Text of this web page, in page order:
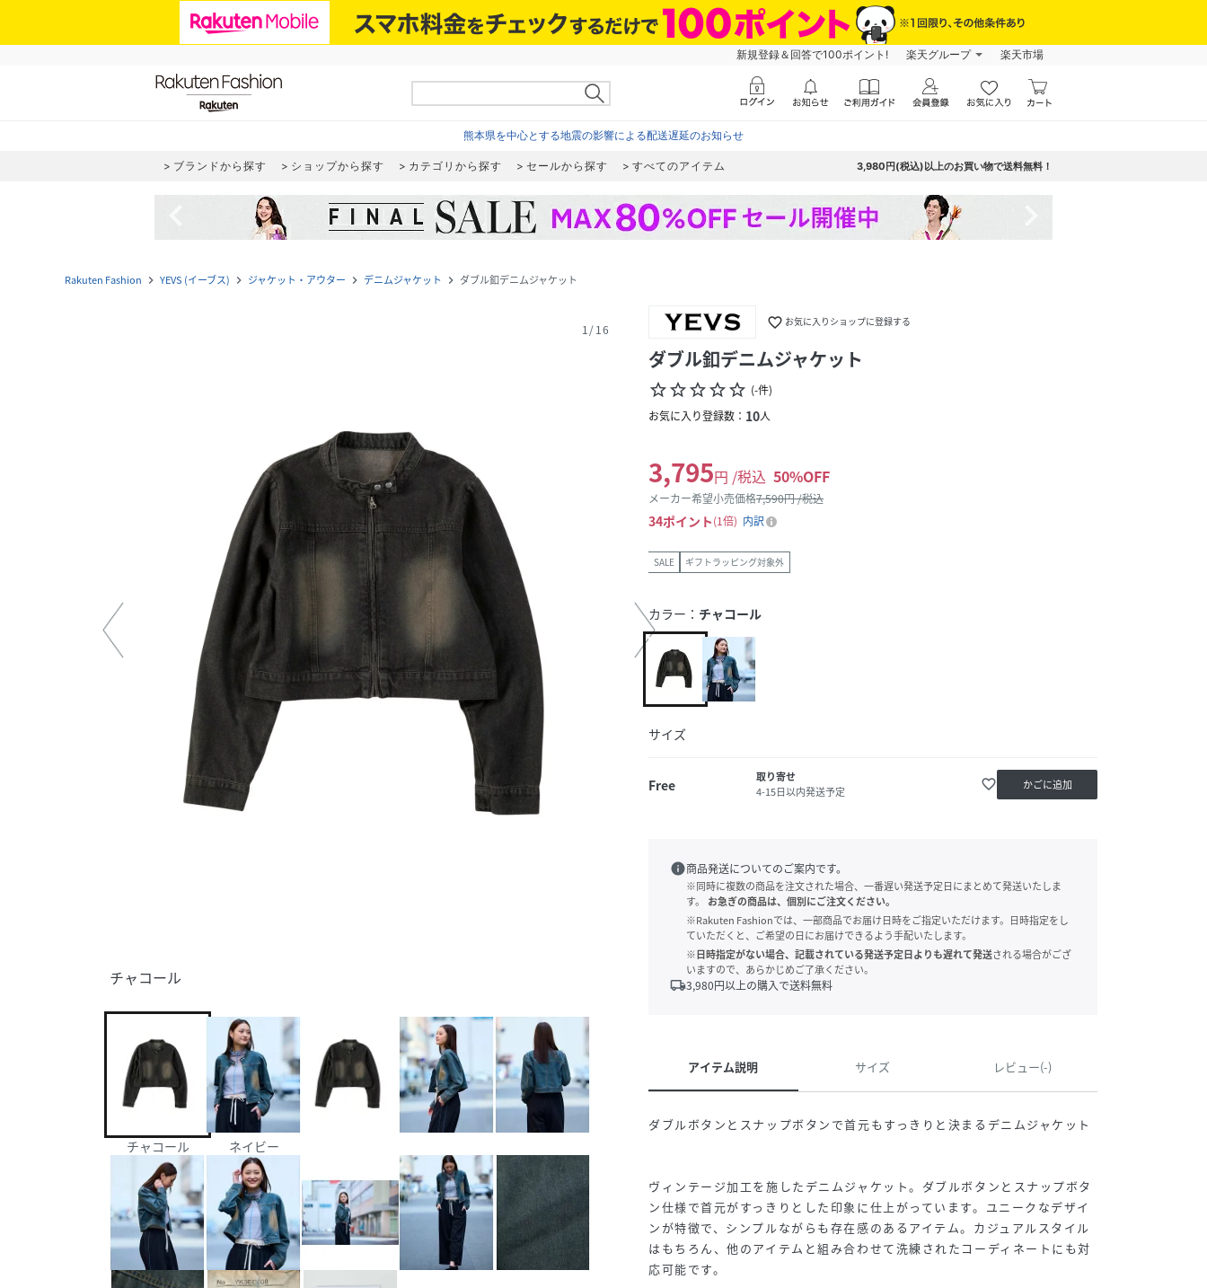
新規登録＆回答で100ポイント! 楽天グループ 楽天市場
熊本県を中心とする地震の影響による配送遅延のお知らせ
ブランドから探す ショップから探す カテゴリから探す セールから探す すべてのアイテム 3,980円(税込)以上のお買い物で送料無料！
Rakuten Fashion navigate_next YEVS (イーブス) navigate_next ジャケット・アウター navigate_next デニムジャケット navigate_next ダブル釦デニムジャケット
1/16
チャコール
チャコール ネイビー
favorite_border お気に入りショップに登録する
ダブル釦デニムジャケット
star_borderstar_borderstar_borderstar_borderstar_border (-件)
お気に入り登録数： 10人
3,795円 /税込 50%OFF
メーカー希望小売価格7,590円 /税込
34ポイント 1倍 内訳
SALE ギフトラッピング対象外
カラー： チャコール
サイズ
Free
取り寄せ
4-15日以内発送予定
favorite_border かごに追加
info商品発送についてのご案内です。
※同時に複数の商品を注文された場合、一番遅い発送予定日にまとめて発送いたしま
す。
お急ぎの商品は、個別にご注文ください。
※Rakuten Fashionでは、一部商品でお届け日時をご指定いただけます。日時指定をし
ていただくと、ご希望の日にお届けできるよう手配いたします。
※日時指定がない場合、記載されている発送予定日よりも遅れて発送される場合がござ
いますので、あらかじめご了承ください。
local_shipping3,980円以上の購入で送料無料
アイテム説明 サイズ レビュー(-)
ダブルボタンとスナップボタンで首元もすっきりと決まるデニムジャケット
ヴィンテージ加工を施したデニムジャケット。ダブルボタンとスナップボタ
ン仕様で首元がすっきりとした印象に仕上がっています。ユニークなデザイ
ンが特徴で、シンプルながらも存在感のあるアイテム。カジュアルスタイル
はもちろん、他のアイテムと組み合わせて洗練されたコーディネートにも対
応可能です。